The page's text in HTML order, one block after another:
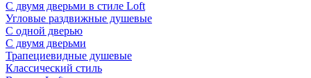
С двумя дверьми в стиле Loft
Угловые раздвижные душевые
С одной дверью
С двумя дверьми
Трапециевидные душевые
Классический стиль